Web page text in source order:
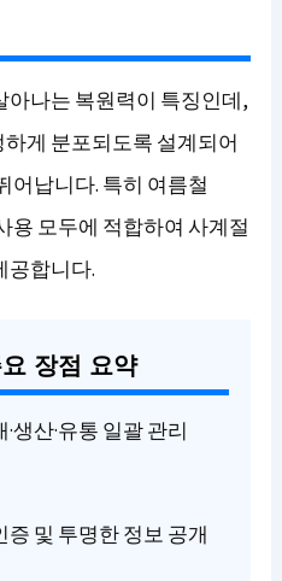
아나는 복원력이 특징인데,
게 분포되도록 설계되어
어납니다. 특히 여름철
용 모두에 적합하여 사계절
공합니다.
장점 요약
생산·유통 일괄 관리
증 및 투명한 정보 공개